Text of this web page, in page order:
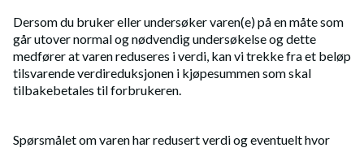
Dersom du bruker eller undersøker varen(e) på en måte som
går utover normal og nødvendig undersøkelse og dette
medfører at varen reduseres i verdi, kan vi trekke fra et beløp
tilsvarende verdireduksjonen i kjøpesummen som skal
tilbakebetales til forbrukeren.
Spørsmålet om varen har redusert verdi og eventuelt hvor